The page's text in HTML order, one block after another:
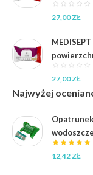
27,00ZŁ
27,00ZŁ
Najwyżej
12,42ZŁ